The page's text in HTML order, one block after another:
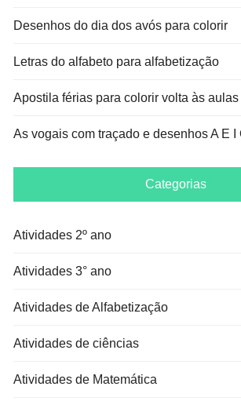
Desenhos do dia dos avós para colorir
Letras do alfabeto para alfabetização
Apostila férias para colorir volta às aulas
As vogais com traçado e desenhos A E I
Categorias
Atividades 2º ano
Atividades 3° ano
Atividades de Alfabetização
Atividades de ciências
Atividades de Matemática